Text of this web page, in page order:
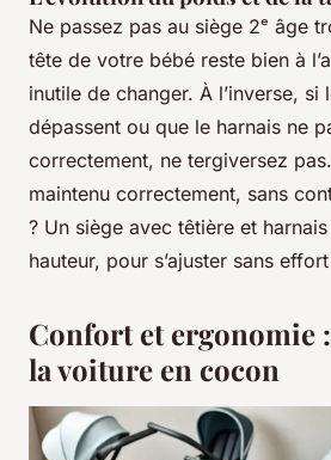
Ne passez pas au siège 2ᵉ âge
tête de votre bébé reste bien à
inutile de changer. À l’inverse, si
dépassent ou que le harnais ne
correctement, ne tergiversez
maintenu correctement, sans
? Un siège avec têtière et
hauteur, pour s’ajuster sans
Confort et ergonomie
la voiture en cocon